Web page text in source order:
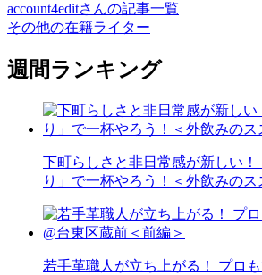
account4editさんの記事一覧
その他の在籍ライター
週間ランキング
下町らしさと非日常感が新しい！
り」で一杯やろう！＜外飲みのス
若手革職人が立ち上がる！ プロ